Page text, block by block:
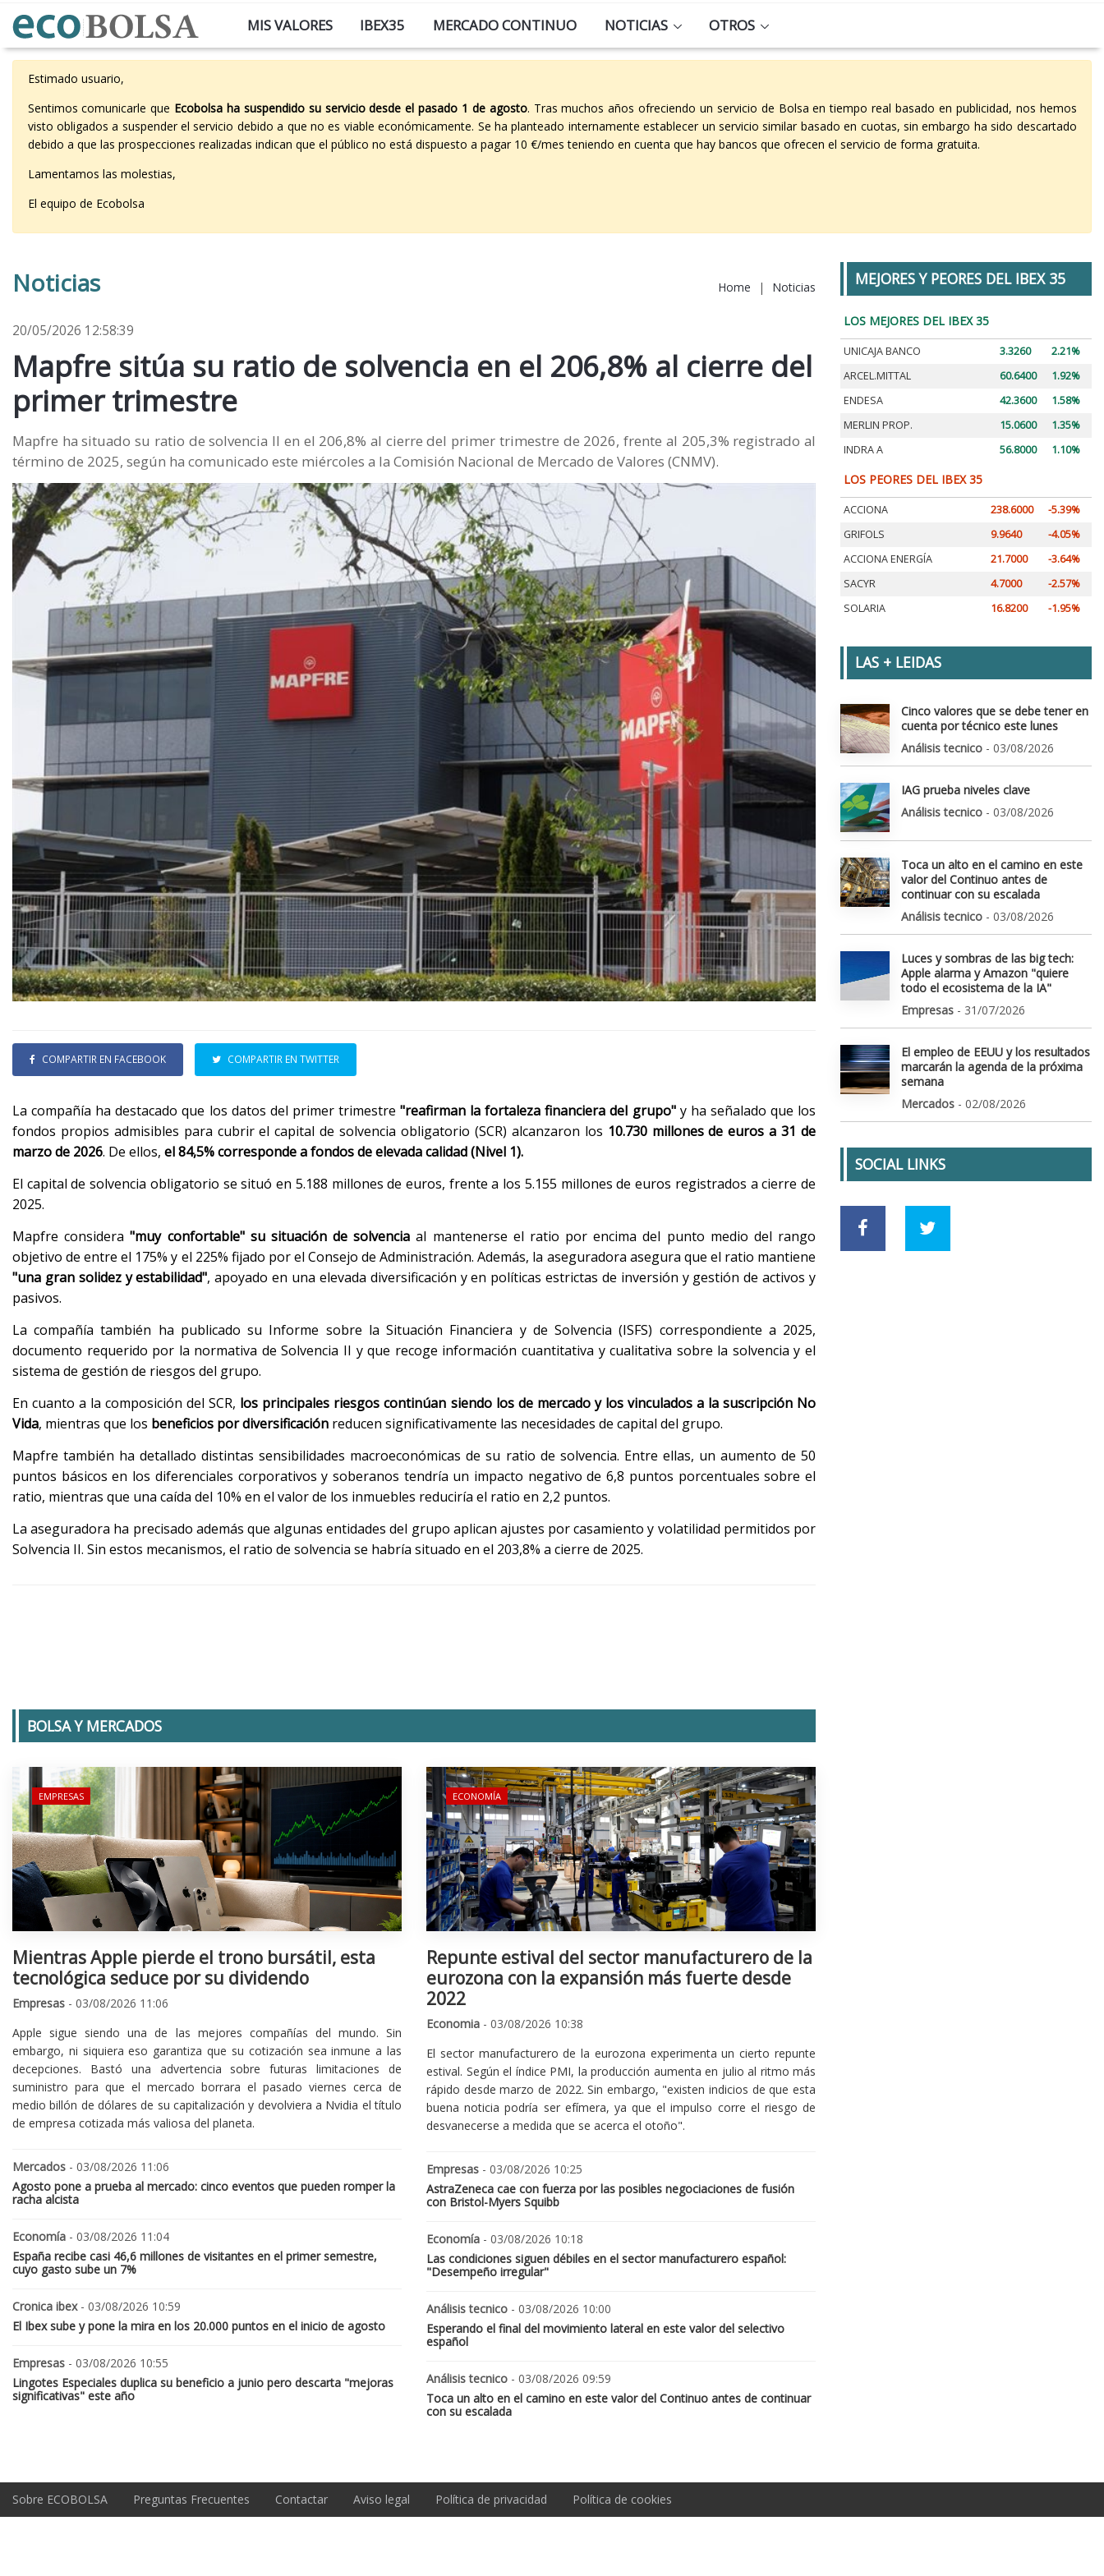
MIS VALORES IBEX35 MERCADO CONTINUO NOTICIAS OTROS
Estimado usuario,
Sentimos comunicarle que Ecobolsa ha suspendido su servicio desde el pasado 1 de agosto. Tras muchos años ofreciendo un servicio de Bolsa en tiempo real basado en publicidad, nos hemos
visto obligados a suspender el servicio debido a que no es viable económicamente. Se ha planteado internamente establecer un servicio similar basado en cuotas, sin embargo ha sido descartado
debido a que las prospecciones realizadas indican que el público no está dispuesto a pagar 10 €/mes teniendo en cuenta que hay bancos que ofrecen el servicio de forma gratuita.
Lamentamos las molestias,
El equipo de Ecobolsa
Noticias Home | Noticias
20/05/2026 12:58:39
Mapfre sitúa su ratio de solvencia en el 206,8% al cierre del
primer trimestre
Mapfre ha situado su ratio de solvencia II en el 206,8% al cierre del primer trimestre de 2026, frente al 205,3% registrado al
término de 2025, según ha comunicado este miércoles a la Comisión Nacional de Mercado de Valores (CNMV).
COMPARTIR EN FACEBOOK COMPARTIR EN TWITTER
La compañía ha destacado que los datos del primer trimestre "reafirman la fortaleza financiera del grupo"y ha señalado que los
fondos propios admisibles para cubrir el capital de solvencia obligatorio (SCR) alcanzaron los 10.730 millones de euros a 31 de
marzo de 2026. De ellos, el 84,5% corresponde a fondos de elevada calidad (Nivel 1).
El capital de solvencia obligatorio se situó en 5.188 millones de euros, frente a los 5.155 millones de euros registrados a cierre de
2025.
Mapfre considera"muy confortable" su situación de solvencia al mantenerse el ratio por encima del punto medio del rango
objetivo de entre el 175% y el 225% fijado por el Consejo de Administración. Además, la aseguradora asegura que el ratio mantiene
"una gran solidez y estabilidad", apoyado en una elevada diversificación y en políticas estrictas de inversión y gestión de activos y
pasivos.
La compañía también ha publicado su Informe sobre la Situación Financiera y de Solvencia (ISFS) correspondiente a 2025,
documento requerido por la normativa de Solvencia II y que recoge información cuantitativa y cualitativa sobre la solvencia y el
sistema de gestión de riesgos del grupo.
En cuanto a la composición del SCR, los principales riesgos continúan siendo los de mercado y los vinculados a la suscripción No
Vida, mientras que los beneficios por diversificación reducen significativamente las necesidades de capital del grupo.
Mapfre también ha detallado distintas sensibilidades macroeconómicas de su ratio de solvencia. Entre ellas, un aumento de 50
puntos básicos en los diferenciales corporativos y soberanos tendría un impacto negativo de 6,8 puntos porcentuales sobre el
ratio, mientras que una caída del 10% en el valor de los inmuebles reduciría el ratio en 2,2 puntos.
La aseguradora ha precisado además que algunas entidades del grupo aplican ajustes por casamiento y volatilidad permitidos por
Solvencia II. Sin estos mecanismos, el ratio de solvencia se habría situado en el 203,8% a cierre de 2025.
BOLSA Y MERCADOS
EMPRESAS
Mientras Apple pierde el trono bursátil, esta
tecnológica seduce por su dividendo
Empresas - 03/08/2026 11:06
Apple sigue siendo una de las mejores compañías del mundo. Sin
embargo, ni siquiera eso garantiza que su cotización sea inmune a las
decepciones. Bastó una advertencia sobre futuras limitaciones de
suministro para que el mercado borrara el pasado viernes cerca de
medio billón de dólares de su capitalización y devolviera a Nvidia el título
de empresa cotizada más valiosa del planeta.
Mercados - 03/08/2026 11:06
Agosto pone a prueba al mercado: cinco eventos que pueden romper la
racha alcista
Economía - 03/08/2026 11:04
España recibe casi 46,6 millones de visitantes en el primer semestre,
cuyo gasto sube un 7%
Cronica ibex- 03/08/2026 10:59
El Ibex sube y pone la mira en los 20.000 puntos en el inicio de agosto
Empresas - 03/08/2026 10:55
Lingotes Especiales duplica su beneficio a junio pero descarta "mejoras
significativas" este año
ECONOMÍA
Repunte estival del sector manufacturero de la
eurozona con la expansión más fuerte desde
2022
Economia - 03/08/2026 10:38
El sector manufacturero de la eurozona experimenta un cierto repunte
estival. Según el índice PMI, la producción aumenta en julio al ritmo más
rápido desde marzo de 2022. Sin embargo, "existen indicios de que esta
buena noticia podría ser efímera, ya que el impulso corre el riesgo de
desvanecerse a medida que se acerca el otoño".
Empresas - 03/08/2026 10:25
AstraZeneca cae con fuerza por las posibles negociaciones de fusión
con Bristol-Myers Squibb
Economía - 03/08/2026 10:18
Las condiciones siguen débiles en el sector manufacturero español:
"Desempeño irregular"
Análisis tecnico - 03/08/2026 10:00
Esperando el final del movimiento lateral en este valor del selectivo
español
Análisis tecnico - 03/08/2026 09:59
Toca un alto en el camino en este valor del Continuo antes de continuar
con su escalada
MEJORES Y PEORES DEL IBEX 35
LOS MEJORES DEL IBEX 35
UNICAJA BANCO 3.3260
2.21%
ARCEL.MITTAL
60.6400
1.92%
ENDESA
42.3600
1.58%
MERLIN PROP.
15.0600
1.35%
INDRA A
56.8000 1.10%
LOS PEORES DEL IBEX 35
ACCIONA 238.6000
-5.39%
GRIFOLS
9.9640
-4.05%
ACCIONA ENERGÍA
21.7000
-3.64%
SACYR
4.7000
-2.57%
SOLARIA
16.8200 -1.95%
LAS + LEIDAS
Cinco valores que se debe tener en
cuenta por técnico este lunes
Análisis tecnico - 03/08/2026
IAG prueba niveles clave
Análisis tecnico - 03/08/2026
Toca un alto en el camino en este
valor del Continuo antes de
continuar con su escalada
Análisis tecnico - 03/08/2026
Luces y sombras de las big tech:
Apple alarma y Amazon "quiere
todo el ecosistema de la IA"
Empresas - 31/07/2026
El empleo de EEUU y los resultados
marcarán la agenda de la próxima
semana
Mercados - 02/08/2026
SOCIAL LINKS
Sobre ECOBOLSA Preguntas Frecuentes Contactar Aviso legal Política de privacidad Política de cookies